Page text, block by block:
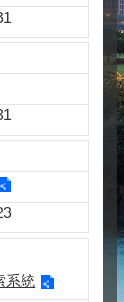
系統